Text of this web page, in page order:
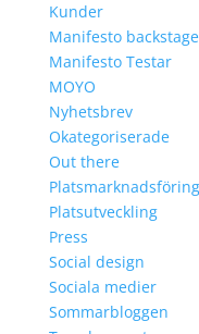
Kunder
Manifesto backstage
Manifesto Testar
MOYO
Nyhetsbrev
Okategoriserade
Out there
Platsmarknadsföring
Platsutveckling
Press
Social design
Sociala medier
Sommarbloggen